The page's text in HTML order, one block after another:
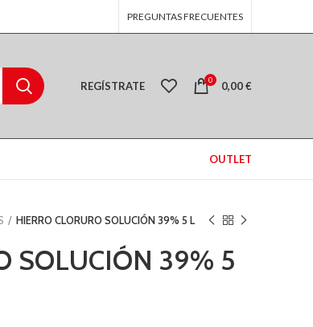
PREGUNTAS FRECUENTES
REGÍSTRATE 0 0,00€
OUTLET
HIERRO CLORURO SOLUCIÓN 39% 5 L
SOLUCIÓN 39% 5